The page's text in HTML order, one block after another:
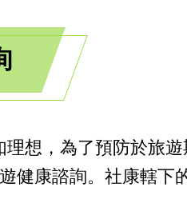
想，為了預防於旅
健康諮詢。社康轄